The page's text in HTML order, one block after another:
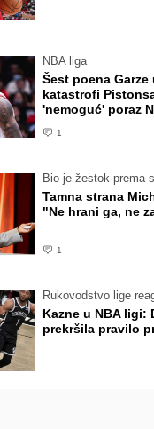
NBA liga
Šest poena Garze
katastrofi
'nemoguć' poraz
1
Bio je žestok prema
Tamna strana
"Ne hrani ga, ne
1
Rukovodstvo lige
Kazne u NBA ligi:
prekršila pravilo